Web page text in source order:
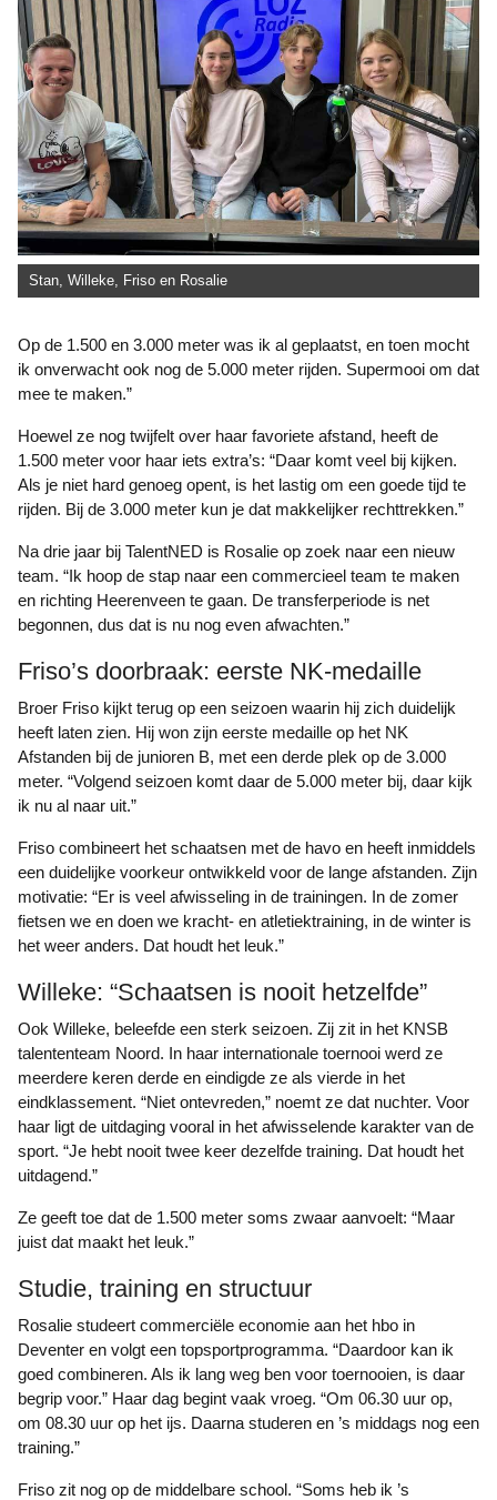
Stan, Willeke, Friso en Rosalie
Op de 1.500 en 3.000 meter was ik al geplaatst, en toen mocht
ik onverwacht ook nog de 5.000 meter rijden. Supermooi om dat
mee te maken.”
Hoewel ze nog twijfelt over haar favoriete afstand, heeft de
1.500 meter voor haar iets extra’s: “Daar komt veel bij kijken.
Als je niet hard genoeg opent, is het lastig om een goede tijd te
rijden. Bij de 3.000 meter kun je dat makkelijker rechttrekken.”
Na drie jaar bij TalentNED is Rosalie op zoek naar een nieuw
team. “Ik hoop de stap naar een commercieel team te maken
en richting Heerenveen te gaan. De transferperiode is net
begonnen, dus dat is nu nog even afwachten.”
Friso’s doorbraak: eerste NK-medaille
Broer Friso kijkt terug op een seizoen waarin hij zich duidelijk
heeft laten zien. Hij won zijn eerste medaille op het NK
Afstanden bij de junioren B, met een derde plek op de 3.000
meter. “Volgend seizoen komt daar de 5.000 meter bij, daar kijk
ik nu al naar uit.”
Friso combineert het schaatsen met de havo en heeft inmiddels
een duidelijke voorkeur ontwikkeld voor de lange afstanden. Zijn
motivatie: “Er is veel afwisseling in de trainingen. In de zomer
fietsen we en doen we kracht- en atletiektraining, in de winter is
het weer anders. Dat houdt het leuk.”
Willeke: “Schaatsen is nooit hetzelfde”
Ook Willeke, beleefde een sterk seizoen. Zij zit in het KNSB
talententeam Noord. In haar internationale toernooi werd ze
meerdere keren derde en eindigde ze als vierde in het
eindklassement. “Niet ontevreden,” noemt ze dat nuchter. Voor
haar ligt de uitdaging vooral in het afwisselende karakter van de
sport. “Je hebt nooit twee keer dezelfde training. Dat houdt het
uitdagend.”
Ze geeft toe dat de 1.500 meter soms zwaar aanvoelt: “Maar
juist dat maakt het leuk.”
Studie, training en structuur
Rosalie studeert commerciële economie aan het hbo in
Deventer en volgt een topsportprogramma. “Daardoor kan ik
goed combineren. Als ik lang weg ben voor toernooien, is daar
begrip voor.” Haar dag begint vaak vroeg. “Om 06.30 uur op,
om 08.30 uur op het ijs. Daarna studeren en ’s middags nog een
training.”
Friso zit nog op de middelbare school. “Soms heb ik ’s